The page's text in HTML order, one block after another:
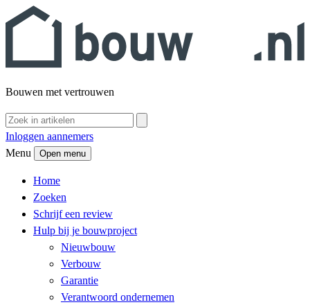
Bouwen met vertrouwen
Inloggen aannemers
Menu
Open menu
Home
Zoeken
Schrijf een review
Hulp bij je bouwproject
Nieuwbouw
Verbouw
Garantie
Verantwoord ondernemen